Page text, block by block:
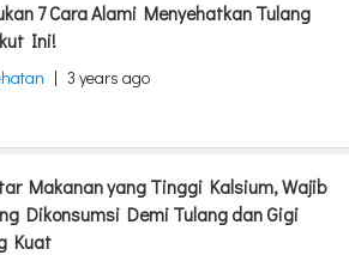
7 Cara Alami Menyehatkan Tulang
Ini!
| 3 years ago
Makanan yang Tinggi Kalsium, Wajib
Dikonsumsi Demi Tulang dan Gigi
Kuat